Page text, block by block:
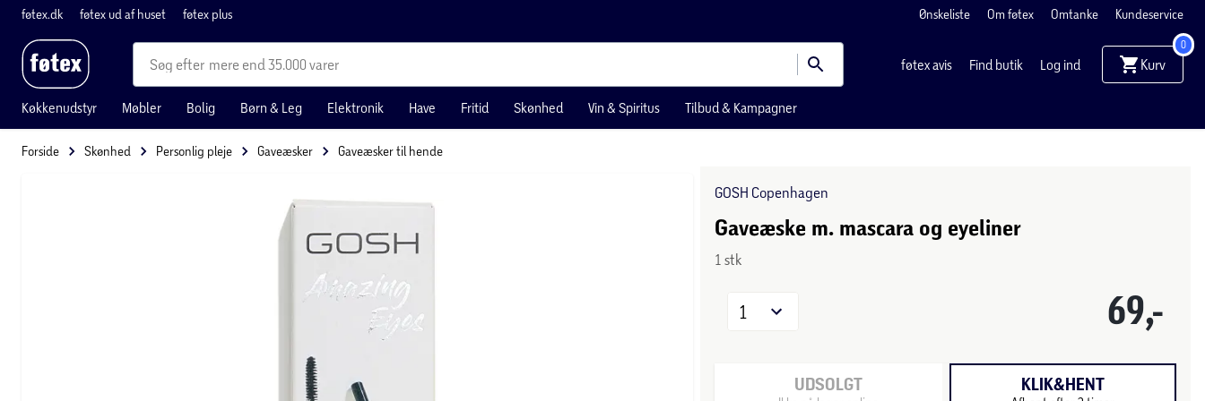
føtex.dk føtex ud af huset føtex plus Ønskeliste Om føtex Omtanke Kundeservice
mere end 35.000 varer føtex avis Find butik Log ind Kurv
0
Køkkenudstyr Møbler Bolig Børn & Leg Elektronik Have Fritid Skønhed Vin & Spiritus Tilbud & Kampagner
Forside Skønhed Personlig pleje Gaveæsker Gaveæsker til hende
GOSH Copenhagen
Gaveæske m. mascara og eyeliner
1 stk
69,-
1
UDSOLGT KLIK&HENT